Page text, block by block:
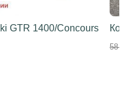
GTR 1400/Concours
58